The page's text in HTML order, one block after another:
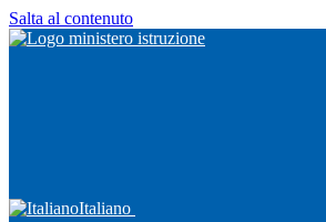
Salta al contenuto
Italiano